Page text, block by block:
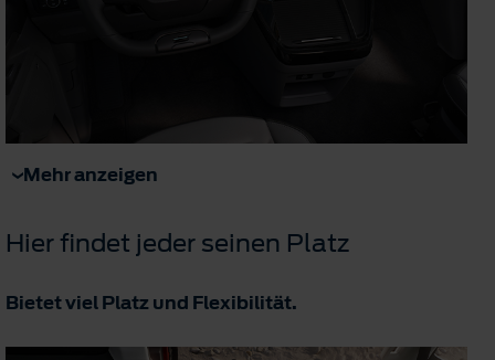
Mehr anzeigen
Hier findet jeder seinen Platz
Bietet viel Platz und Flexibilität.